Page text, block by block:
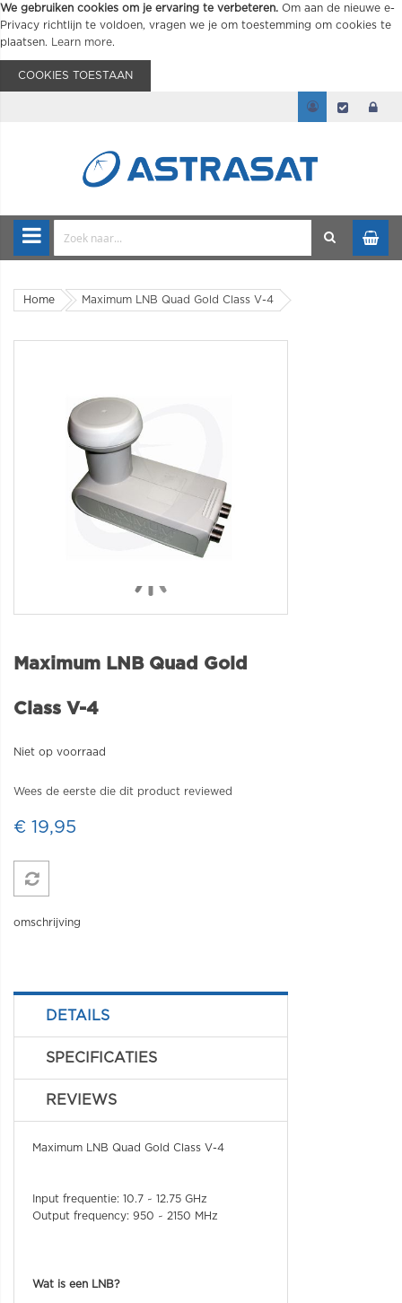
We gebruiken cookies om je ervaring te verbeteren. Om aan de nieuwe e-
Privacy richtlijn te voldoen, vragen we je om toestemming om cookies te
plaatsen.
Learn more.
COOKIES TOESTAAN
Home Maximum LNB Quad Gold Class V-4
Maximum LNB Quad Gold
Class V-4
Niet op voorraad
Wees de eerste die dit product reviewed
€ 19,95
omschrijving
DETAILS
SPECIFICATIES
REVIEWS
Maximum LNB Quad Gold Class V-4
Input frequentie: 10.7 ~ 12.75 GHz
Output frequency: 950 ~ 2150 MHz
Wat is een LNB?